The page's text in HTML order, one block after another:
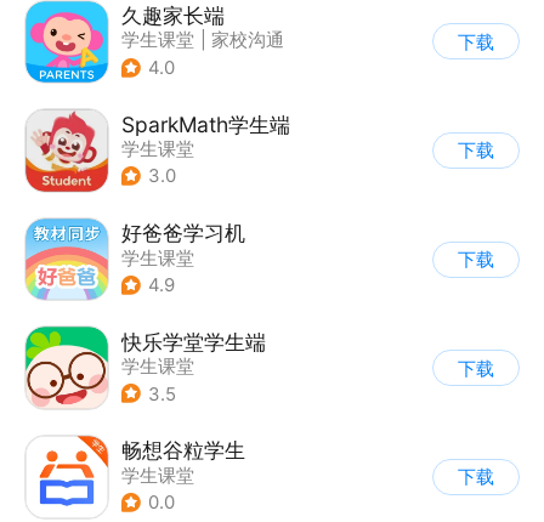
久趣家长端
学生课堂
家校沟通
4.0
下载
SparkMath学生端
学生课堂
3.0
下载
好爸爸学习机
学生课堂
4.9
下载
快乐学堂学生端
学生课堂
3.5
下载
畅想谷粒学生
学生课堂
0.0
下载